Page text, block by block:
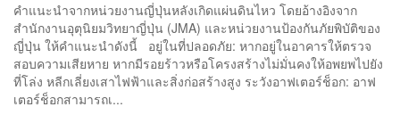
คำแนะนำจากหน่วยงานญี่ปุ่นหลังเกิดแผ่นดินไหว โดยอ้างอิงจาก
สำนักงานอุตุนิยมวิทยาญี่ปุ่น (JMA) และหน่วยงานป้องกันภัยพิบัติของ
ญี่ปุ่น ให้คำแนะนำดังนี้ อยู่ในที่ปลอดภัย: หากอยู่ในอาคารให้ตรวจ
สอบความเสียหาย หากมีรอยร้าวหรือโครงสร้างไม่มั่นคงให้อพยพไปยัง
ที่โล่ง หลีกเลี่ยงเสาไฟฟ้าและสิ่งก่อสร้างสูง ระวังอาฟเตอร์ช็อก: อาฟ
เตอร์ช็อกสามารถเ...